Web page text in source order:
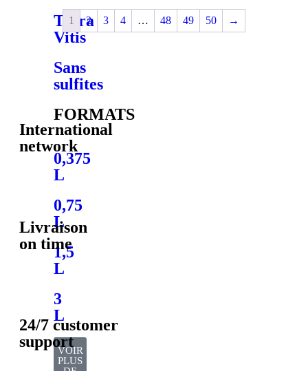
Terra
Vitis
Sans
sulfites
FORMATS
0,375
L
0,75
L
1,5
L
3
L
VOIR
PLUS
1 2 3 4 … 48 49 50 →
International
network
Livraison
on time
24/7 customer
support